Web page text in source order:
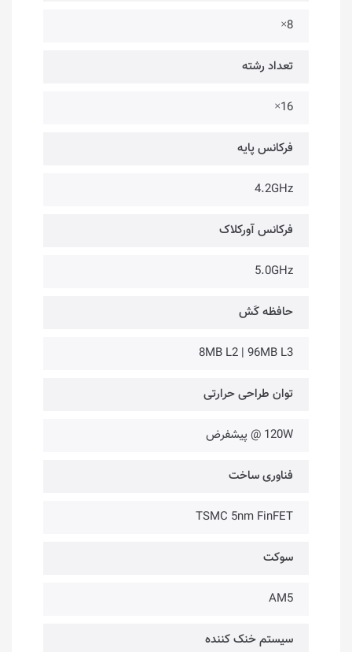
8×
تعداد رشته
16×
فرکانس پایه
4.2GHz
فرکانس آورکلاک
5.0GHz
حافظه کَش
8MB L2 | 96MB L3
توان طراحی حرارتی
120W @ پیشفرض
فناوری ساخت
TSMC 5nm FinFET
سوکت
AM5
سیستم خنک کننده